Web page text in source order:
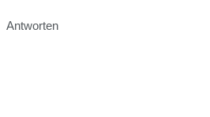
Antworten